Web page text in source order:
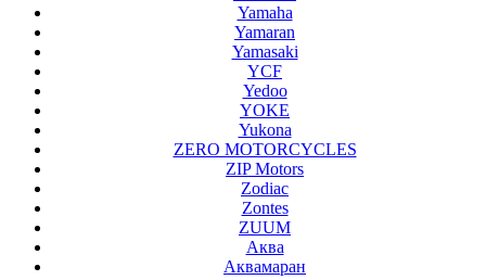
Yamaha
Yamaran
Yamasaki
YCF
Yedoo
YOKE
Yukona
ZERO MOTORCYCLES
ZIP Motors
Zodiac
Zontes
ZUUM
Аква
Аквамаран